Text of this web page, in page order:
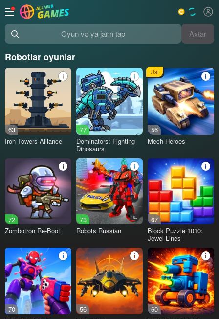
Oyun və ya janrı tap Axtar
Robotlar oyunlar
63
Iron Towers Alliance
77
Dominators: Fighting
Dinosaurs
56
Üst
Mech Heroes
72
Zombotron Re-Boot
73 16+
Robots Russian
67
Block Puzzle 1010:
Jewel Lines
70
56
60